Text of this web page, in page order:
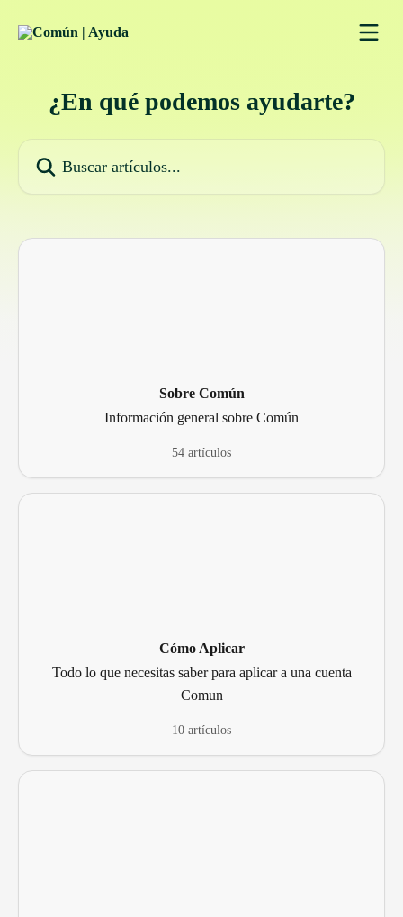
¿En qué podemos ayudarte?
Sobre Común
Información general sobre Común
54 artículos
Cómo Aplicar
Todo lo que necesitas saber para aplicar a una cuenta
Comun
10 artículos